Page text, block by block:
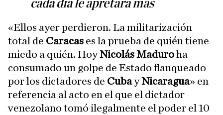
cada día le apretará más
«Ellos ayer perdieron. La militarización
total de Caracas es la prueba de quién tiene
miedo a quién. HoyNicolás Maduroha
consumado un golpe de Estado flanqueado
por los dictadores de CubayNicaragua» en
referencia al acto en el que el dictador
venezolano tomó ilegalmente el poder el 10